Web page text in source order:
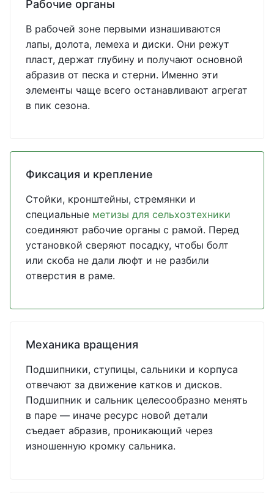
Рабочие органы
В рабочей зоне первыми изнашиваются
лапы, долота, лемеха и диски. Они режут
пласт, держат глубину и получают основной
абразив от песка и стерни. Именно эти
элементы чаще всего останавливают агрегат
в пик сезона.
Фиксация и крепление
Стойки, кронштейны, стремянки и
специальные метизы для сельхозтехники
соединяют рабочие органы с рамой. Перед
установкой сверяют посадку, чтобы болт
или скоба не дали люфт и не разбили
отверстия в раме.
Механика вращения
Подшипники, ступицы, сальники и корпуса
отвечают за движение катков и дисков.
Подшипник и сальник целесообразно менять
в паре — иначе ресурс новой детали
съедает абразив, проникающий через
изношенную кромку сальника.